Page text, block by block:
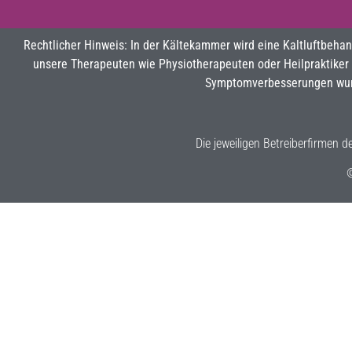
Rechtlicher Hinweis: In der Kältekammer wird eine
unsere Therapeuten wie Physiotherapeuten oder
Symptomverbesserungen
Die jeweiligen Betreiberfirmen